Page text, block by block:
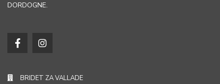
DORDOGNE.
BRIDET ZA VALLADE